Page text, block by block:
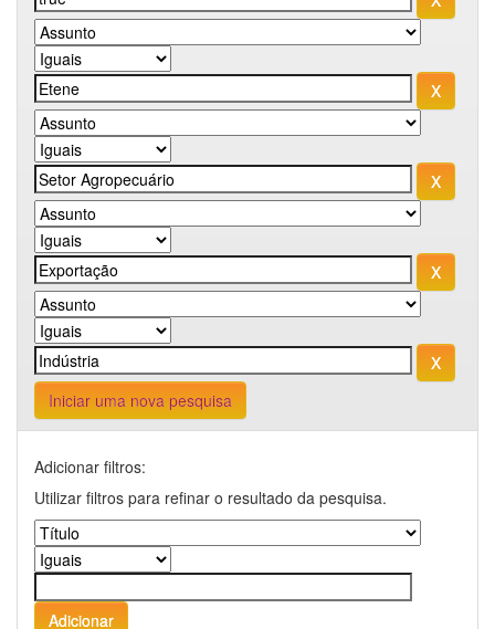
Iniciar uma nova pesquisa
Adicionar filtros:
Utilizar filtros para refinar o resultado da pesquisa.